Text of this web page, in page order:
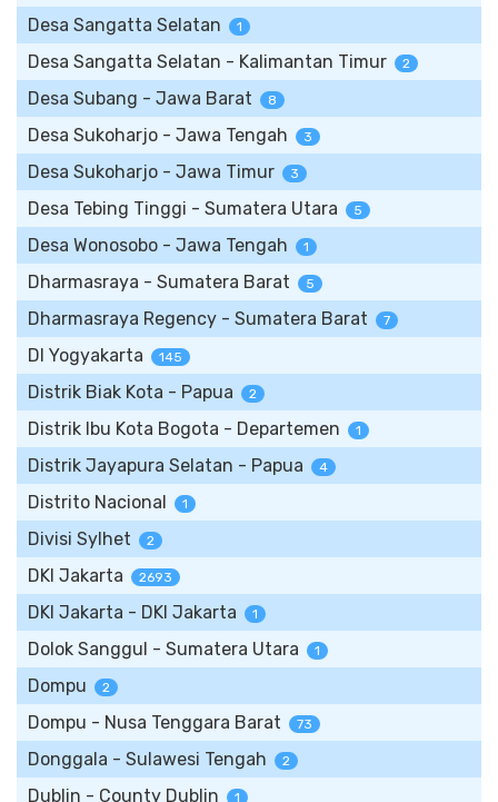
Desa Sangatta Selatan 1
Desa Sangatta Selatan - Kalimantan Timur 2
Desa Subang - Jawa Barat 8
Desa Sukoharjo - Jawa Tengah 3
Desa Sukoharjo - Jawa Timur 3
Desa Tebing Tinggi - Sumatera Utara 5
Desa Wonosobo - Jawa Tengah 1
Dharmasraya - Sumatera Barat 5
Dharmasraya Regency - Sumatera Barat 7
DI Yogyakarta 145
Distrik Biak Kota - Papua 2
Distrik Ibu Kota Bogota - Departemen 1
Distrik Jayapura Selatan - Papua 4
Distrito Nacional 1
Divisi Sylhet 2
DKI Jakarta 2693
DKI Jakarta - DKI Jakarta 1
Dolok Sanggul - Sumatera Utara 1
Dompu 2
Dompu - Nusa Tenggara Barat 73
Donggala - Sulawesi Tengah 2
Dublin - County Dublin 1